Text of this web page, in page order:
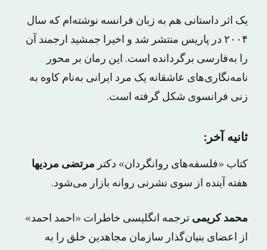
یک اثر داستانی هم به زبان فرانسه نوشته‌ام که سال
۲۰۰۴ در پاریس منتشر شد و اخیرا جمشید ارجمند آن
را به‌فارسی برگردانده است. این رمان بر محور
نامه‌نگاری‌های عاشقانه یک مرد ایرانی به‌نام کاوه به
زنی فرانسوی شکل گرفته است.
ثانیه آخر:
کتاب «فلسفه‌های روانگردان» دکتر مرتضی مردیها
هفته آینده از سوی نشرنی روانه بازار می‌شود.
محمد کریمی ترجمه انگلیسی خاطرات «احمد احمد»
از اعضای بنیان‌گذار سازمان مجاهدین خلق را به